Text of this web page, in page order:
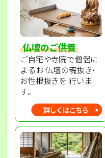
仏壇のご供養
ご自宅や寺院で僧侶に
よるお 仏壇の魂抜き･
お性根抜きを 行いま
す｡
詳しくはこちら